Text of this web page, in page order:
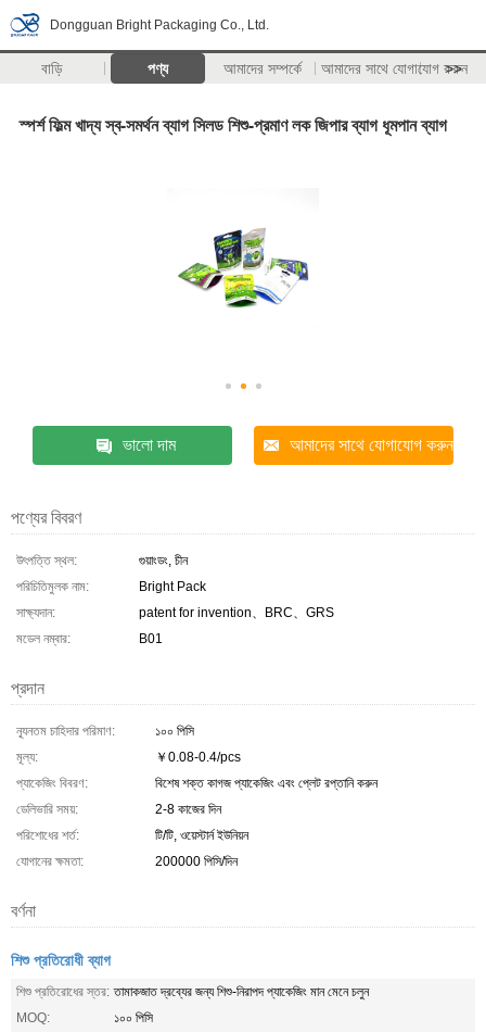
Dongguan Bright Packaging Co., Ltd.
বাড়ি পণ্য আমাদের সম্পর্কে আমাদের সাথে যোগাযোগ করুন
>>
স্পর্শ ফিল্ম খাদ্য স্ব-সমর্থন ব্যাগ সিলড শিশু-প্রমাণ লক জিপার ব্যাগ ধূমপান ব্যাগ
ভালো দাম আমাদের সাথে যোগাযোগ করুন
পণ্যের বিবরণ
উৎপত্তি স্থল:
গুয়াংডং, চীন
পরিচিতিমুলক নাম:
Bright Pack
সাক্ষ্যদান:
patent for invention、BRC、GRS
মডেল নম্বার:
B01
প্রদান
ন্যূনতম চাহিদার পরিমাণ:
১০০ পিসি
মূল্য:
￥0.08-0.4/pcs
প্যাকেজিং বিবরণ:
বিশেষ শক্ত কাগজ প্যাকেজিং এবং প্লেট রপ্তানি করুন
ডেলিভারি সময়:
2-8 কাজের দিন
পরিশোধের শর্ত:
টি/টি, ওয়েস্টার্ন ইউনিয়ন
যোগানের ক্ষমতা:
200000 পিসি/দিন
বর্ণনা
শিশু প্রতিরোধী ব্যাগ
শিশু প্রতিরোধের স্তর: তামাকজাত দ্রব্যের জন্য শিশু-নিরাপদ প্যাকেজিং মান মেনে চলুন
MOQ:
১০০ পিসি